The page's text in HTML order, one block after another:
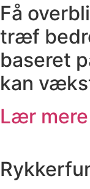
Få
træf
baseret
kan
Lær